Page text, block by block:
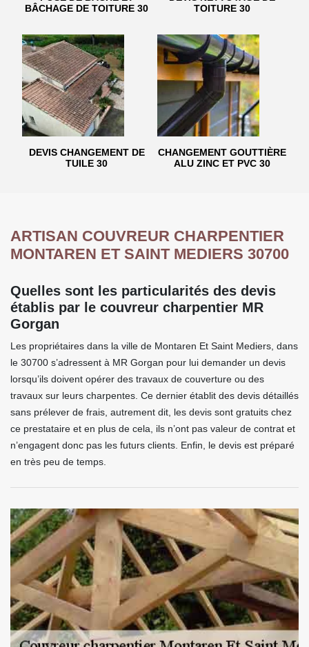
BÂCHAGE DE TOITURE 30
TOITURE 30
DEVIS CHANGEMENT DE
TUILE 30
CHANGEMENT GOUTTIÈRE
ALU ZINC ET PVC 30
ARTISAN COUVREUR CHARPENTIER
MONTAREN ET SAINT MEDIERS 30700
Quelles sont les particularités des devis
établis par le couvreur charpentier MR
Gorgan
Les propriétaires dans la ville de Montaren Et Saint Mediers, dans
le 30700 s’adressent à MR Gorgan pour lui demander un devis
lorsqu’ils doivent opérer des travaux de couverture ou des
travaux sur leurs charpentes. Ce dernier établit des devis détaillés
sans prélever de frais, autrement dit, les devis sont gratuits chez
ce prestataire et en plus de cela, ils n’ont pas valeur de contrat et
n’engagent donc pas les futurs clients. Enfin, le devis est préparé
en très peu de temps.